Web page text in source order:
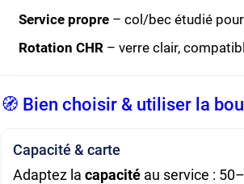
Service propre – col/bec étudié pour
Rotation CHR – verre clair,
🧭 Bien choisir & utiliser la
Capacité & carte
Adaptez lacapacité au service :